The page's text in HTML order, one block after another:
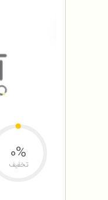
0%
تخفیف